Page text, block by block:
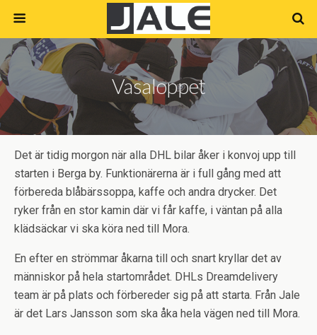
Vasaloppet
Det är tidig morgon när alla DHL bilar åker i konvoj upp till
starten i Berga by. Funktionärerna är i full gång med att
förbereda blåbärssoppa, kaffe och andra drycker. Det
ryker från en stor kamin där vi får kaffe, i väntan på alla
klädsäckar vi ska köra ned till Mora.
En efter en strömmar åkarna till och snart kryllar det av
människor på hela startområdet. DHLs Dreamdelivery
team är på plats och förbereder sig på att starta. Från Jale
är det Lars Jansson som ska åka hela vägen ned till Mora.